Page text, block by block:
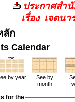
ประกาศสำ
เรื่อง เจตน
ลัก
Calendar
by year
See by
month
for the